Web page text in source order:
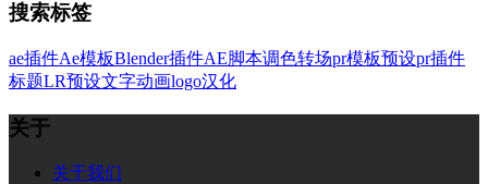
搜索标签
ae插件Ae模板Blender插件AE脚本调色转场pr模板预设pr插件
标题LR预设文字动画logo汉化
关于
关于我们